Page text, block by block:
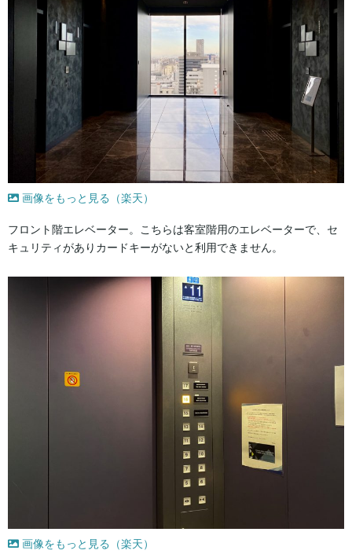
画像をもっと見る（楽天）
フロント階エレベーター。こちらは客室階用のエレベーターで、セ
キュリティがありカードキーがないと利用できません。
画像をもっと見る（楽天）